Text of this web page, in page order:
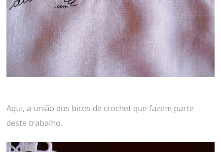
Aqui, a união dos bicos de crochet que fazem parte
deste trabalho.